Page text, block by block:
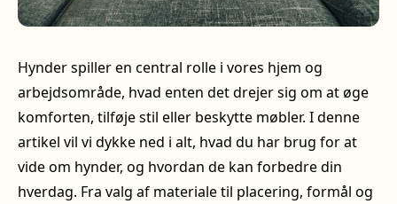
Hynder spiller en central rolle i vores hjem og
arbejdsområde, hvad enten det drejer sig om at øge
komforten, tilføje stil eller beskytte møbler. I denne
artikel vil vi dykke ned i alt, hvad du har brug for at
vide om hynder, og hvordan de kan forbedre din
hverdag. Fra valg af materiale til placering, formål og